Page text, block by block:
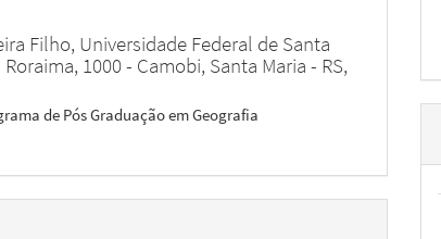
Filho, Universidade Federal de Santa
1000 - Camobi, Santa Maria - RS,
de Pós Graduação em Geografia